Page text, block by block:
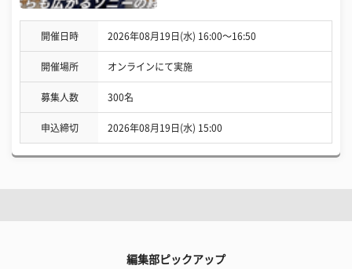
開催日時 2026年08月19日(水) 16:00〜16:50
開催場所 オンラインにて実施
募集人数 300名
申込締切 2026年08月19日(水) 15:00
編集部ピックアップ